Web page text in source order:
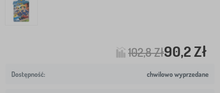
102,8 Zł90,2 Zł
chwilowo wyprzedane